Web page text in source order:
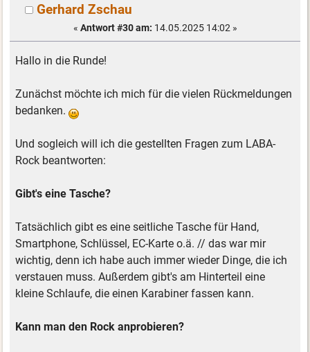
Gerhard Zschau
« Antwort #30 am: 14.05.2025 14:02 »
Hallo in die Runde!
Zunächst möchte ich mich für die vielen Rückmeldungen
bedanken.
Und sogleich will ich die gestellten Fragen zum LABA-
Rock beantworten:
Gibt's eine Tasche?
Tatsächlich gibt es eine seitliche Tasche für Hand,
Smartphone, Schlüssel, EC-Karte o.ä. // das war mir
wichtig, denn ich habe auch immer wieder Dinge, die ich
verstauen muss. Außerdem gibt's am Hinterteil eine
kleine Schlaufe, die einen Karabiner fassen kann.
Kann man den Rock anprobieren?